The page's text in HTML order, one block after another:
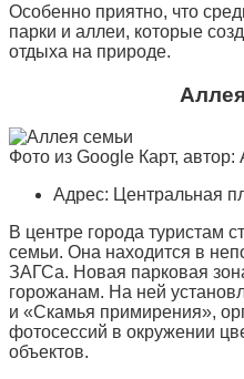
Особенно приятно, что
парки и аллеи, которые
отдыха на природе.
Фото из Google Карт,
Адрес: Центральная
В центре города туристам
семьи. Она находится в
ЗАГСа. Новая парковая
горожанам. На ней
и «Скамья примирения»,
фотосессий в окружении
объектов.